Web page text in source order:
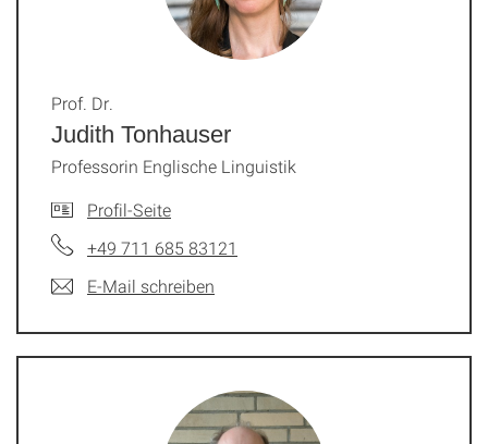
Judith Tonhauser
Prof. Dr.
Professorin Englische Linguistik
Profil-Seite
+49 711 685 83121
E-Mail schreiben